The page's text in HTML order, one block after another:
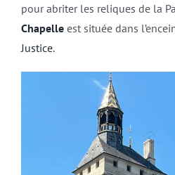
pour abriter les reliques de la
Chapelleest située dans
Justice.